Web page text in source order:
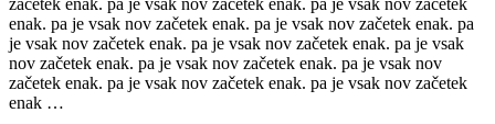
enak. pa je vsak nov začetek enak. pa je vsak nov začetek enak. pa
je vsak nov začetek enak. pa je vsak nov začetek enak. pa je vsak
nov začetek enak. pa je vsak nov začetek enak. pa je vsak nov
začetek enak. pa je vsak nov začetek enak. pa je vsak nov začetek
enak …